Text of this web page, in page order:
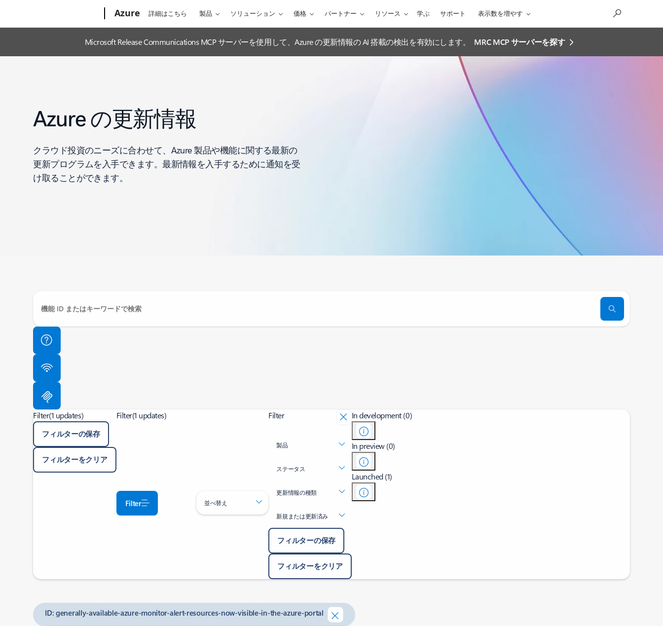
Azure 詳細はこちら 製品 ソリューション 価格 パートナー リソース 学ぶ サポート 表示数を増やす
Microsoft Release Communications MCP サーバーを使用して、Azure の更新情報の AI 搭載の検出を有効にします。 MRC MCP サーバーを探す
Azure の更新情報
クラウド投資のニーズに合わせて、Azure 製品や機能に関する最新の
更新プログラムを入手できます。最新情報を入手するために通知を受
け取ることができます。
Filter(1 updates)
フィルターの保存
フィルターをクリア
Filter(1 updates)
Filter 並べ替え
Filter
製品
ステータス
更新情報の種類
新規または更新済み
フィルターの保存
フィルターをクリア
In development (0)
In preview (0)
Launched (1)
ID: generally-available-azure-monitor-alert-resources-now-visible-in-the-azure-portal